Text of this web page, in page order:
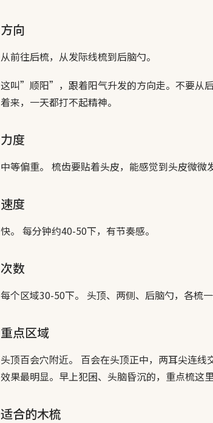
方向
从前往后梳，从发际线梳到后脑勺。
这叫”顺阳”，跟着阳气升发的方向走。不要从
着来，一天都打不起精神。
力度
中等偏重。 梳齿要贴着头皮，能感觉到头皮微微
速度
快。 每分钟约40-50下，有节奏感。
次数
每个区域30-50下。 头顶、两侧、后脑勺，各梳一
重点区域
头顶百会穴附近。 百会在头顶正中，两耳尖连线
效果最明显。早上犯困、头脑昏沉的，重点梳这
适合的木梳